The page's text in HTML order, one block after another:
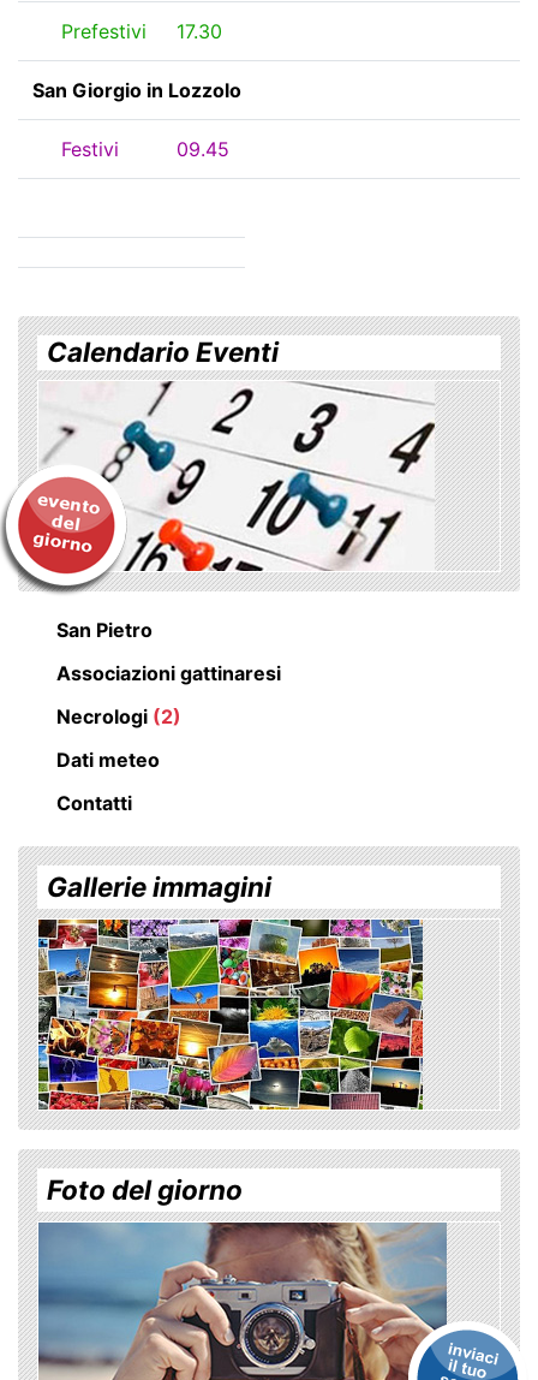
Prefestivi 17.30
San Giorgio in Lozzolo
Festivi 09.45
Calendario Eventi
San Pietro
Associazioni gattinaresi
Necrologi (2)
Dati meteo
Contatti
Gallerie immagini
Foto del giorno